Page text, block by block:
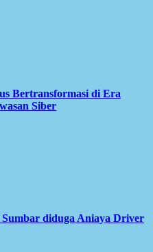
Bertransformasi di Era
Siber
diduga Aniaya Driver